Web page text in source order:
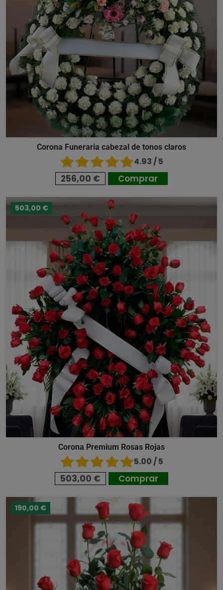
Corona Funeraria cabezal de tonos claros
4.93 / 5
256,00 € Comprar
503,00 €
Corona Premium Rosas Rojas
5.00 / 5
503,00 € Comprar
190,00 €